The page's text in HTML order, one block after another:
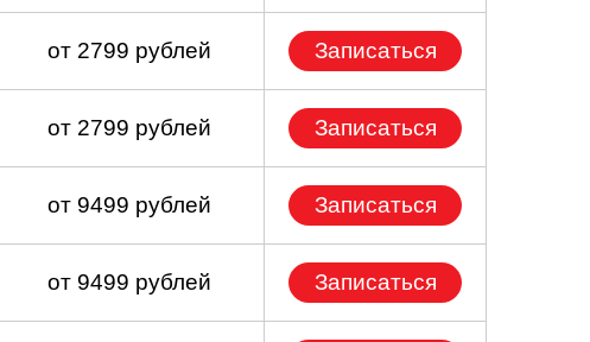
от 2799 рублей Записаться
от 2799 рублей Записаться
от 9499 рублей Записаться
от 9499 рублей Записаться